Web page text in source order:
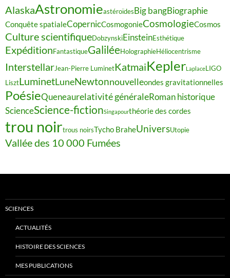
AlaskaAstronomieastéroïdesBig bangBiographie
Conquête spatialeCopernicCosmogonieCosmologieCosmos
Culture scientifiqueDobzynskiEinsteinEsthétique
ExpéditionFantastiqueGaliléeHolographieHéliocentrisme
InterstellarJean-Pierre LuminetKatmaiKeplerLaplaceLIGO
LisztLuminetLuneNewtonnouvelleondes gravitationnelles
PoésieQueneaurelativité généraleRoman historique
ScienceScience-fictionSingapourthéorie des cordes
trou noirtrous noirsTycho BraheUniversUtopie
Vallée des 10 000 Fumées
SCIENCES
ACTUALITÉS
HISTOIRE DES SCIENCES
MES PUBLICATIONS